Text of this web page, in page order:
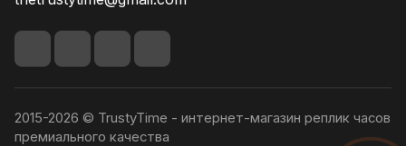
2015-2026 © TrustyTime - интернет-магазин реплик часов
премиального качества